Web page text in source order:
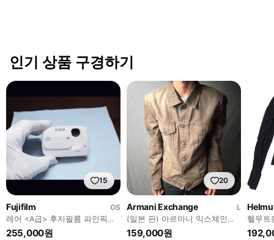
인기 상품 구경하기
15
Fujifilm
OS
레어 <A급> 후지필름 파인픽스
Z30 화이트 빈티지 디카
255,000원
20
Armani Exchange
L
(일본 판) 아르마니 익스체인지
자켓
159,000원
헬무트
더 자켓